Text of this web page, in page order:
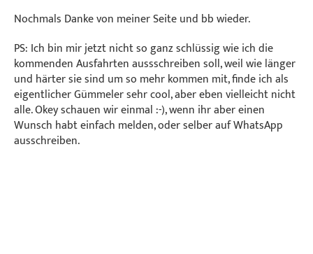
Nochmals Danke von meiner Seite und bb wieder.
PS: Ich bin mir jetzt nicht so ganz schlüssig wie ich die
kommenden Ausfahrten aussschreiben soll, weil wie länger
und härter sie sind um so mehr kommen mit, finde ich als
eigentlicher Gümmeler sehr cool, aber eben vielleicht nicht
alle. Okey schauen wir einmal :-), wenn ihr aber einen
Wunsch habt einfach melden, oder selber auf WhatsApp
ausschreiben.